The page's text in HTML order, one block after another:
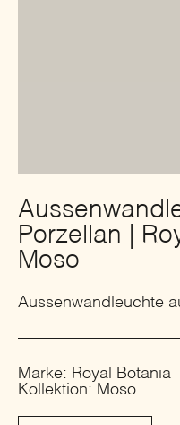
Porzellan |
Moso
Aussenwandleuchte
Marke: Royal Botania
Kollektion: Moso